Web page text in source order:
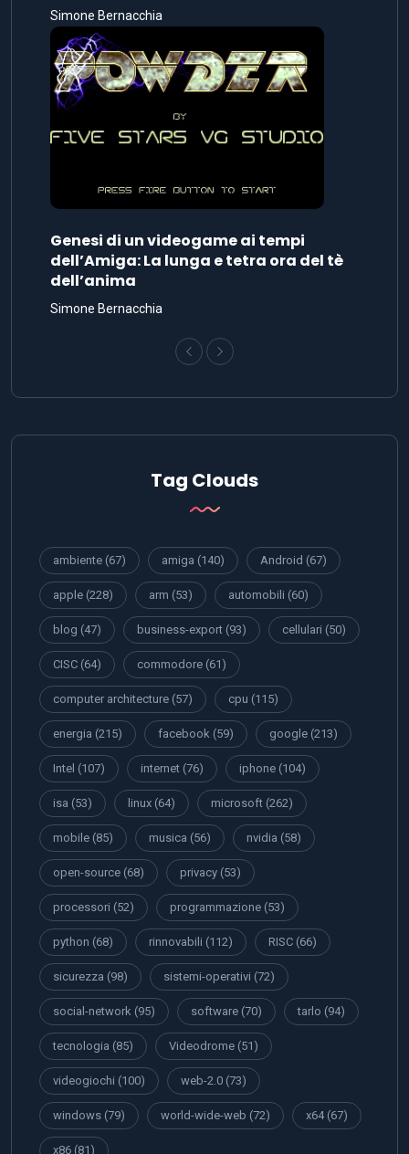
Simone Bernacchia
Genesi di un videogame ai tempi
dell’Amiga: La lunga e tetra ora del tè
dell’anima
Simone Bernacchia
Tag Clouds
ambiente (67) amiga (140) Android (67)
apple (228) arm (53) automobili (60)
blog (47) business-export (93) cellulari (50)
CISC (64) commodore (61)
computer architecture (57) cpu (115)
energia (215) facebook (59) google (213)
Intel (107) internet (76) iphone (104)
isa (53) linux (64) microsoft (262)
mobile (85) musica (56) nvidia (58)
open-source (68) privacy (53)
processori (52) programmazione (53)
python (68) rinnovabili (112) RISC (66)
sicurezza (98) sistemi-operativi (72)
social-network (95) software (70) tarlo (94)
tecnologia (85) Videodrome (51)
videogiochi (100) web-2.0 (73)
windows (79) world-wide-web (72) x64(67)
x86 (81)